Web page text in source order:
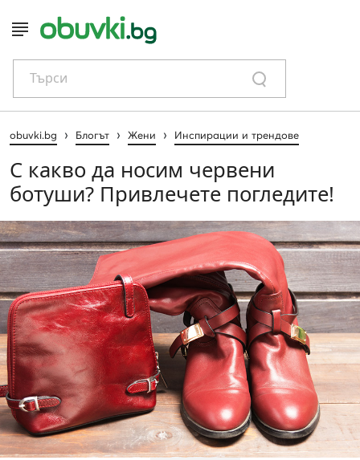
Търси
obuvki.bg › Блогът › Жени › Инспирации и трендове
С какво да носим червени
ботуши? Привлечете погледите!
Жени Инспирации и трендове